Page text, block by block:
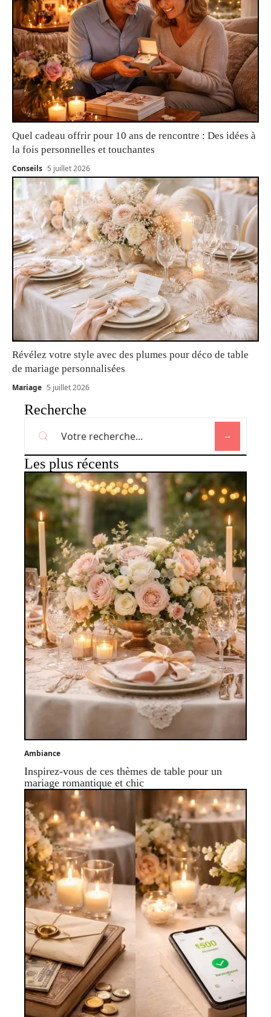
Quel cadeau offrir pour 10 ans de rencontre : Des idées à
la fois personnelles et touchantes
Conseils 5 juillet 2026
Révélez votre style avec des plumes pour déco de table
de mariage personnalisées
Mariage 5 juillet 2026
Recherche
Les plus récents
Ambiance
Inspirez-vous de ces thèmes de table pour un
mariage romantique et chic